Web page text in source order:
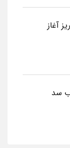
آغاز
سد